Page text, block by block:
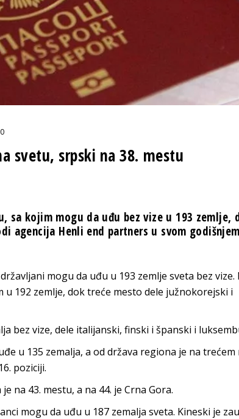
0
svetu, srpski na 38. mestu
sa kojim mogu da uđu bez vize u 193 zemlje,
agencija Henli end partners u svom godišnjem
mogu da uđu u 193 zemlje sveta bez vize.
192 zemlje, dok treće mesto dele južnokorejski i
bez vize, dele italijanski, finski i španski i
u 135 zemalja, a od država regiona je na trećem
poziciji.
na 43. mestu, a na 44. je Crna Gora.
mogu da uđu u 187 zemalja sveta. Kineski je